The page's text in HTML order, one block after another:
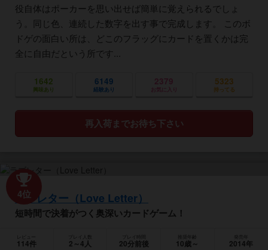
役自体はポーカーを思い出せば簡単に覚えられるでしょ
う。同じ色、連続した数字を出す事で完成します。 このボ
ドゲの面白い所は、どこのフラッグにカードを置くかは完
全に自由だという所です...
1642
興味あり
6149
経験あり
2379
お気に入り
5323
持ってる
再入荷までお待ち下さい
4位
ラブレター（Love Letter）
短時間で決着がつく奥深いカードゲーム！
114件
プレイ人数
2～4人 20分前後
推奨年齢
10歳～ 2014年